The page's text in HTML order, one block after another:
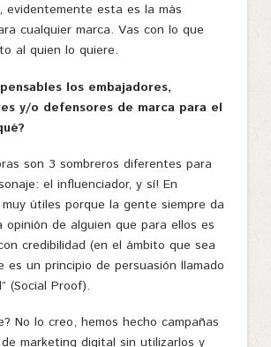
evidentemente esta es la más
cualquier marca. Vas con lo que
al quien lo quiere.
los embajadores,
y/o defensores de marca para el
son 3 sombreros diferentes para
el influenciador, y sí! En
útiles porque la gente siempre da
opinión de alguien que para ellos es
credibilidad (en el ámbito que sea
es un principio de persuasión llamado
(Social Proof).
No lo creo, hemos hecho campañas
marketing digital sin utilizarlos y